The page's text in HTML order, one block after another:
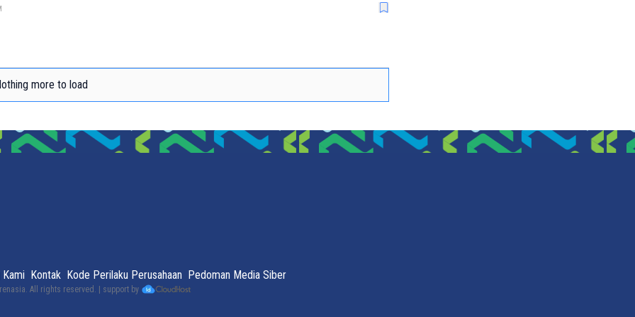
6 Agustus 2024.
more to load
Kami Kontak Kode Perilaku Perusahaan Pedoman Media Siber
. All rights reserved. | support by